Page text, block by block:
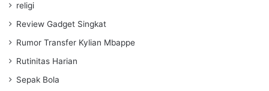
religi
Review Gadget Singkat
Rumor Transfer Kylian Mbappe
Rutinitas Harian
Sepak Bola